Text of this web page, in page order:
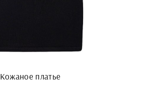
Кожаное платье